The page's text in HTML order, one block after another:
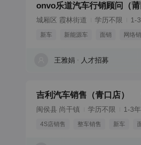
onvo乐道汽车行销顾问（莆
城厢区 霞林街道 学历不限 1-
新车 新能源车 面销 网络
王雅娟 人才招募
吉利汽车销售（青口店）
闽侯县 尚干镇 学历不限 1-3年
4S店销售 整车销售 新车